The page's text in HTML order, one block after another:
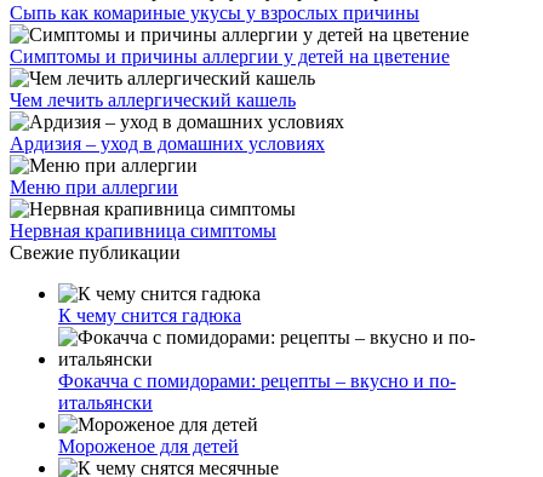
Сыпь как комариные укусы у взрослых причины
Симптомы и причины аллергии у детей на цветение
Чем лечить аллергический кашель
Ардизия – уход в домашних условиях
Меню при аллергии
Нервная крапивница симптомы
Свежие публикации
К чему снится гадюка
Фокачча с помидорами: рецепты – вкусно и по-
итальянски
Мороженое для детей